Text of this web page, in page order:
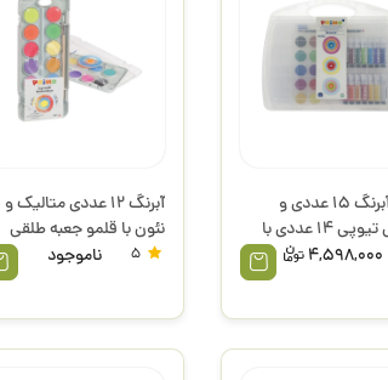
ست آبرنگ 15 عددی و
گواش تیوپی 14 عددی با
لوازم جعبه طلقی 272CS2P
4,598,000
آبرنگ 12 عددی متالیک و
نئون با قلمو جعبه طلقی
115A12FM پریمو
ناموجود